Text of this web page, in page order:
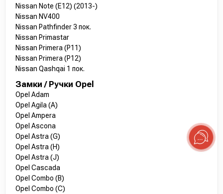
Nissan Note (E12) (2013-)
Nissan NV400
Nissan Pathfinder 3 пок.
Nissan Primastar
Nissan Primera (P11)
Nissan Primera (P12)
Nissan Qashqai 1 пок.
Замки / Ручки Opel
Opel Adam
Opel Agila (A)
Opel Ampera
Opel Ascona
Opel Astra (G)
Opel Astra (H)
Opel Astra (J)
Opel Cascada
Opel Combo (B)
Opel Combo (C)